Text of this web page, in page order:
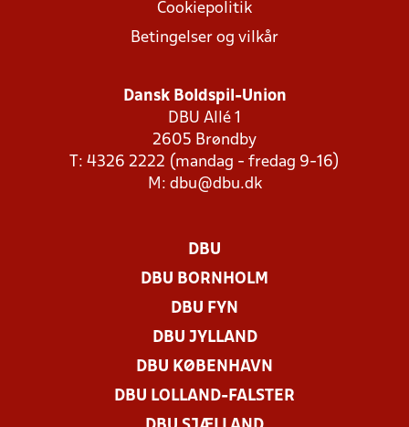
Cookiepolitik
Betingelser og vilkår
Dansk Boldspil-Union
DBU Allé 1
2605 Brøndby
T: 4326 2222 (mandag - fredag 9-16)
M: dbu@dbu.dk
DBU
DBU BORNHOLM
DBU FYN
DBU JYLLAND
DBU KØBENHAVN
DBU LOLLAND-FALSTER